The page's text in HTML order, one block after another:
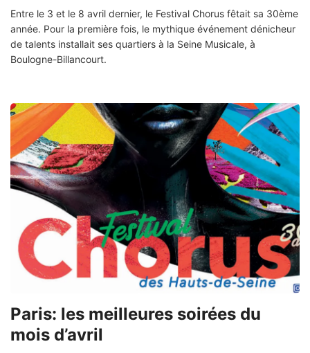
Entre le 3 et le 8 avril dernier, le Festival Chorus fêtait sa 30ème
année. Pour la première fois, le mythique événement dénicheur
de talents installait ses quartiers à la Seine Musicale, à
Boulogne-Billancourt.
Paris: les meilleures soirées du
mois d’avril